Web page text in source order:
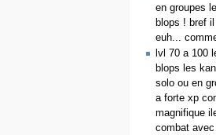
en groupes
blops ! bref
euh...
lvl 70 a 100
blops les
solo ou en
a forte xp
magnifique
combat